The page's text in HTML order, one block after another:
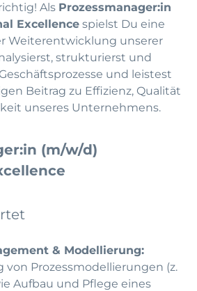
Als Prozessmanager:in
Excellence spielst Du eine
Weiterentwicklung unserer
strukturierst und
und leistest
Beitrag zu Effizienz, Qualität
unseres Unternehmens.
(m/w/d)
& Modellierung:
von Prozessmodellierungen (z.
Aufbau und Pflege eines